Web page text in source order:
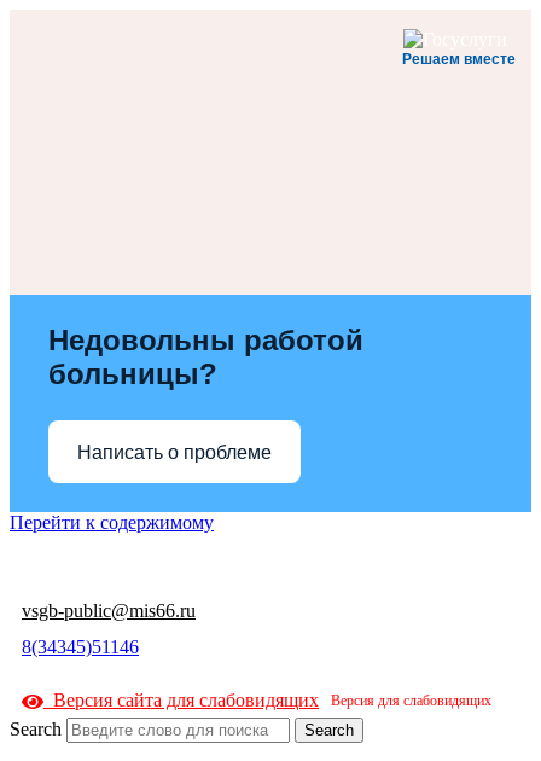
Решаем вместе
Недовольны работой
больницы?
Написать о проблеме
Перейти к содержимому
vsgb-public@mis66.ru
8(34345)51146
Версия сайта для слабовидящих
Search
Search